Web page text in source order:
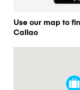
Use our map to
Callao